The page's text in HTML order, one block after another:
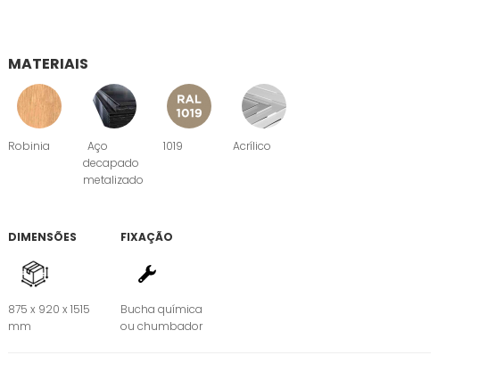
MATERIAIS
Robinia
Aço
decapado
metalizado
1019 Acrílico
DIMENSÕES
875 x 920 x 1515
mm
FIXAÇÃO
Bucha química
ou chumbador